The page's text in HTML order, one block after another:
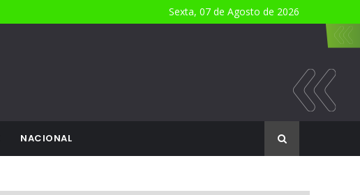
Sexta, 07 de Agosto de 2026
NACIONAL